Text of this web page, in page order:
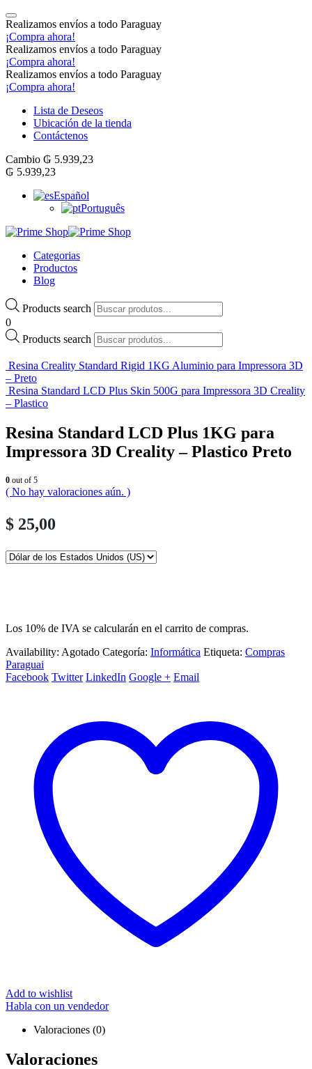
Realizamos envíos a todo Paraguay
¡Compra ahora!
Realizamos envíos a todo Paraguay
¡Compra ahora!
Realizamos envíos a todo Paraguay
¡Compra ahora!
Lista de Deseos
Ubicación de la tienda
Contáctenos
Cambio ₲ 5.939,23
₲ 5.939,23
Español
Português
Categorias
Productos
Blog
Products search
0
Products search
Resina Creality Standard Rigid 1KG Aluminio para Impressora 3D
– Preto
Resina Standard LCD Plus Skin 500G para Impressora 3D Creality
– Plastico
Resina Standard LCD Plus 1KG para
Impressora 3D Creality – Plastico Preto
0 out of 5
( No hay valoraciones aún. )
$ 25,00
Los 10% de IVA se calcularán en el carrito de compras.
Availability: Agotado Categoría: Informática Etiqueta: Compras
Paraguai
Facebook Twitter LinkedIn Google + Email
Add to wishlist
Habla con un vendedor
Valoraciones (0)
Valoraciones